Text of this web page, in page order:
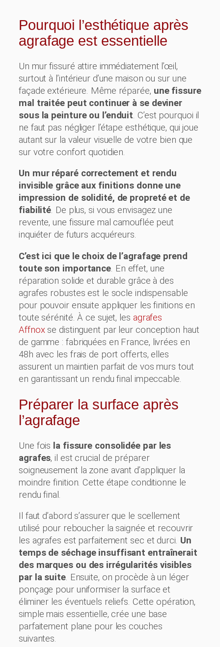
Pourquoi l’esthétique après
agrafage est essentielle
Un mur fissuré attire immédiatement l’œil,
surtout à l’intérieur d’une maison ou sur une
façade extérieure. Même réparée, une fissure
mal traitée peut continuer à se deviner
sous la peinture ou l’enduit. C’est pourquoi il
ne faut pas négliger l’étape esthétique, qui joue
autant sur la valeur visuelle de votre bien que
sur votre confort quotidien.
Un mur réparé correctement et rendu
invisible grâce aux finitions donne une
impression de solidité, de propreté et de
fiabilité. De plus, si vous envisagez une
revente, une fissure mal camouflée peut
inquiéter de futurs acquéreurs.
C’est ici que le choix de l’agrafage prend
toute son importance. En effet, une
réparation solide et durable grâce à des
agrafes robustes est le socle indispensable
pour pouvoir ensuite appliquer les finitions en
toute sérénité. À ce sujet, les agrafes
Affnoxse distinguent par leur conception haut
de gamme : fabriquées en France, livrées en
48h avec les frais de port offerts, elles
assurent un maintien parfait de vos murs tout
en garantissant un rendu final impeccable.
Préparer la surface après
l’agrafage
Une fois la fissure consolidée par les
agrafes, il est crucial de préparer
soigneusement la zone avant d’appliquer la
moindre finition. Cette étape conditionne le
rendu final.
Il faut d’abord s’assurer que le scellement
utilisé pour reboucher la saignée et recouvrir
les agrafes est parfaitement sec et durci. Un
temps de séchage insuffisant entraînerait
des marques ou des irrégularités visibles
par la suite. Ensuite, on procède à un léger
ponçage pour uniformiser la surface et
éliminer les éventuels reliefs. Cette opération,
simple mais essentielle, crée une base
parfaitement plane pour les couches
suivantes.